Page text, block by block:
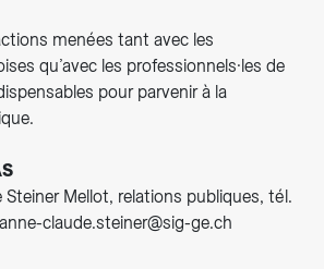
menées tant avec les
qu’avec les professionnels·les de
pour parvenir à la
Steiner Mellot, relations publiques, tél.
claude.steiner@sig-ge.ch